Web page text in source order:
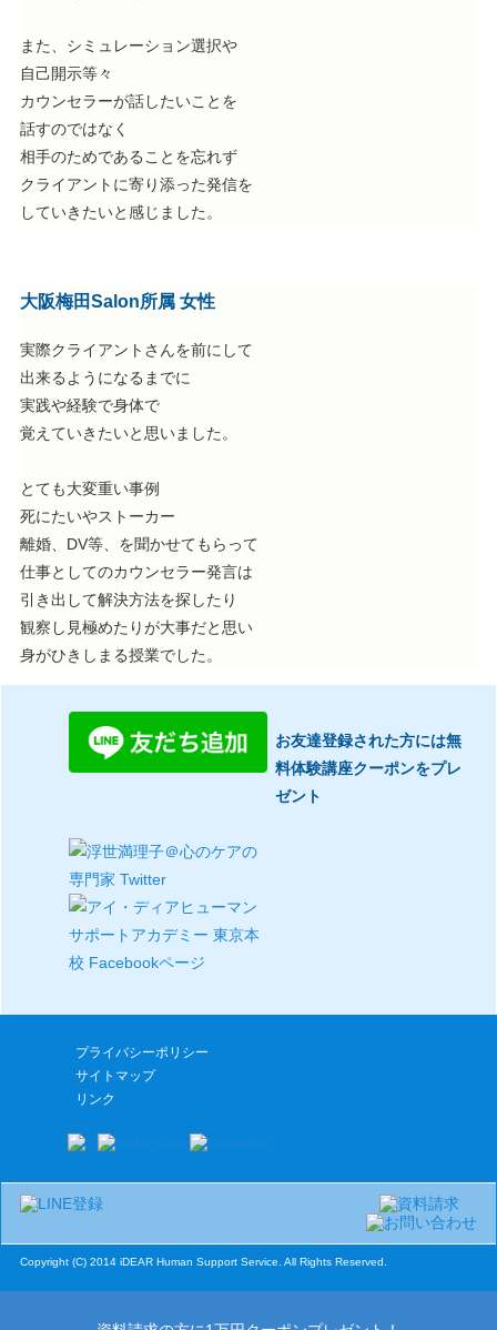
また、シミュレーション選択や
自己開示等々
カウンセラーが話したいことを
話すのではなく
相手のためであることを忘れず
クライアントに寄り添った発信を
していきたいと感じました。
大阪梅田Salon所属 女性
実際クライアントさんを前にして
出来るようになるまでに
実践や経験で身体で
覚えていきたいと思いました。
とても大変重い事例
死にたいやストーカー
離婚、DV等、を聞かせてもらって
仕事としてのカウンセラー発言は
引き出して解決方法を探したり
観察し見極めたりが大事だと思い
身がひきしまる授業でした。
お友達登録された方には無
料体験講座クーポンをプレ
ゼント
プライバシーポリシー
サイトマップ
リンク
Copyright (C) 2014 iDEAR Human Support Service. All Rights Reserved.